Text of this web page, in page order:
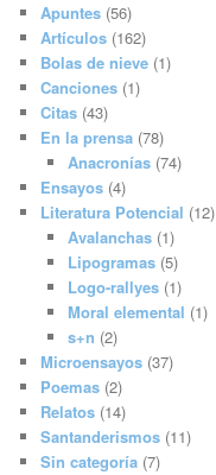
Apuntes (56)
Artículos (162)
Bolas de nieve (1)
Canciones (1)
Citas (43)
En la prensa (78)
Anacronías(74)
Ensayos (4)
Literatura Potencial (12)
Avalanchas(1)
Lipogramas(5)
Logo-rallyes(1)
Moral elemental (1)
s+n (2)
Microensayos (37)
Poemas (2)
Relatos (14)
Santanderismos (11)
Sin categoría (7)